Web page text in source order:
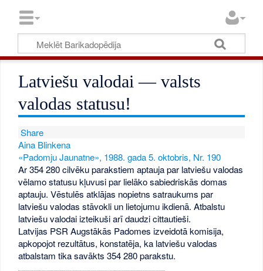
Latviešu valodai — valsts
valodas statusu!
Share
Aina Blinkena
«Padomju Jaunatne», 1988. gada 5. oktobris, Nr. 190
Ar 354 280 cilvēku parakstiem aptauja par latviešu valodas
vēlamo statusu kļuvusi par lielāko sabiedriskās domas
aptauju. Vēstulēs atklājas nopietns satraukums par
latviešu valodas stāvokli un lietojumu ikdienā. Atbalstu
latviešu valodai izteikuši arī daudzi cittautieši.
Latvijas PSR Augstākās Padomes izveidotā komisija,
apkopojot rezultātus, konstatēja, ka latviešu valodas
atbalstam tika savākts 354 280 parakstu.